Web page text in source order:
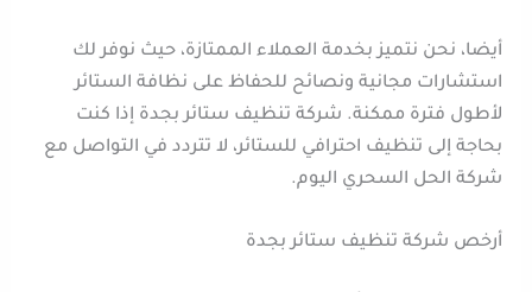
أيضا، نحن نتميز بخدمة العملاء الممتازة، حيث نوفر لك
استشارات مجانية ونصائح للحفاظ على نظافة الستائر
لأطول فترة ممكنة. شركة تنظيف ستائر بجدة إذا كنت
بحاجة إلى تنظيف احترافي للستائر، لا تتردد في التواصل مع
شركة الحل السحري اليوم.
أرخص شركة تنظيف ستائر بجدة